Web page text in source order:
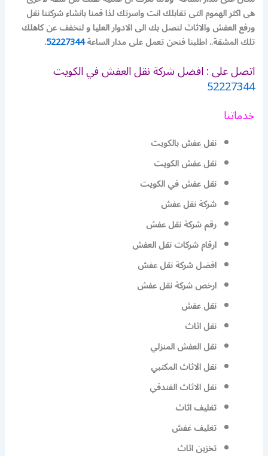
هى اكثر الهموم التى تقابلك انت واسرتك لذا قمنا بانشاء شركتنا نقل
ورفع العفش والاثاث لنصل بك الى الادوار العليا و لنخفف عن كاهلك
تلك المشقة.. اطلبنا فنحن تعمل على مدار الساعة52227344
.
اتصل على : افضل شركة نقل العفش في الكويت
52227344
خدماتنا
نقل عفش بالكويت
نقل عفش الكويت
نقل عفش في الكويت
شركة نقل عفش
رقم شركة نقل عفش
ارقام شركات نقل العفش
افضل شركة نقل عفش
ارخص شركة نقل عفش
نقل عفش
نقل اثاث
نقل العفش المنزلي
نقل الاثاث المكتبي
نقل الاثاث الفندقي
تغليف اثاث
تغليف غفش
تخزين اثاث